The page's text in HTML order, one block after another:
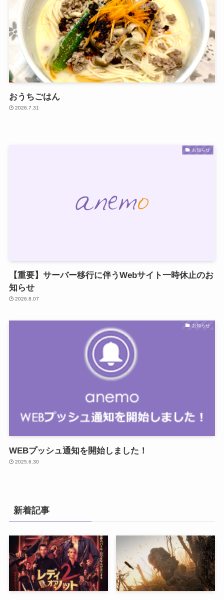
おうちごはん
2026.7.31
お知らせ
【重要】サーバー移行に伴うWebサイト一時休止のお
知らせ
2026.8.07
お知らせ
WEBプッシュ通知を開始しました！
2025.6.30
新着記事